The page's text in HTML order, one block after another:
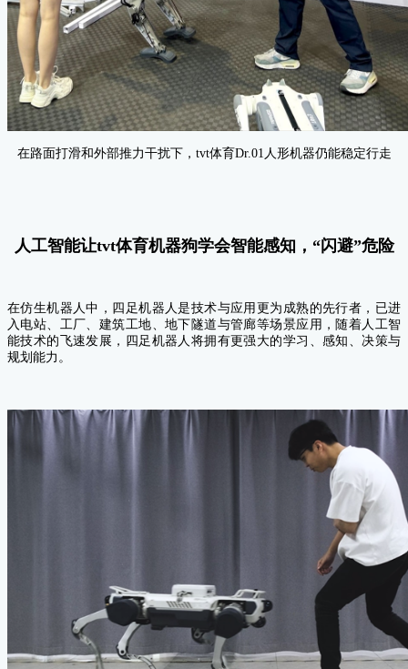
在路面打滑和外部推力干扰下，tvt体育Dr.01人形机器仍能稳定行走
人工智能让tvt体育机器狗学会智能感知，“闪避”危险
在仿生机器人中，四足机器人是技术与应用更为成熟的先行者，已进
入电站、工厂、建筑工地、地下隧道与管廊等场景应用， 随着人工智
能技术的飞速发展，四足机器人将拥有更强大的学习、感知、决策与
规划能力。